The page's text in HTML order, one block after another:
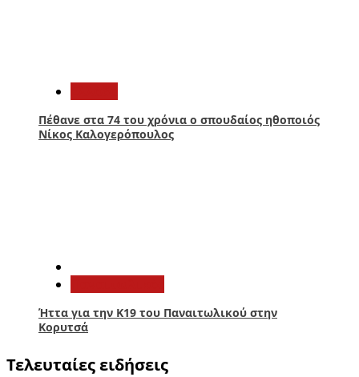
Πέθανε στα 74 του χρόνια ο σπουδαίος ηθοποιός
Νίκος Καλογερόπουλος
Ήττα για την Κ19 του Παναιτωλικού στην
Κορυτσά
Τελευταίες ειδήσεις